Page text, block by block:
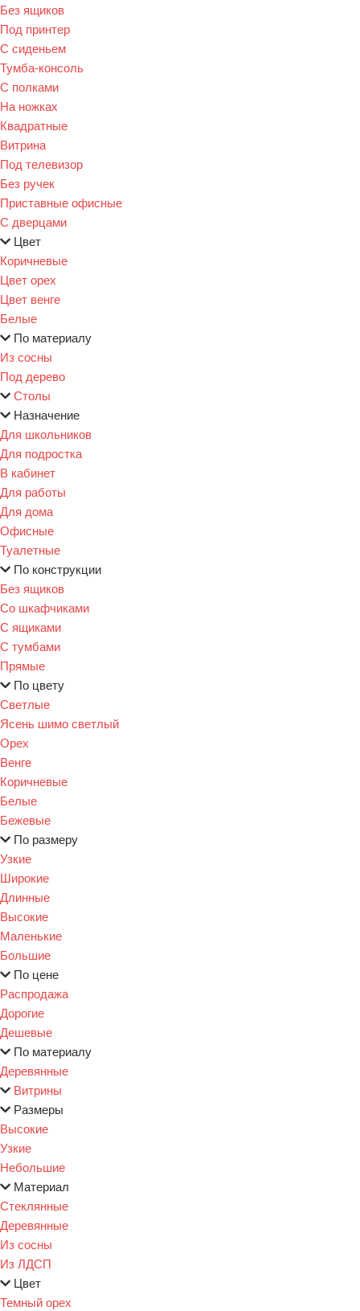
Без ящиков
Под принтер
С сиденьем
Тумба-консоль
С полками
На ножках
Квадратные
Витрина
Под телевизор
Без ручек
Приставные офисные
С дверцами
Цвет
Коричневые
Цвет орех
Цвет венге
Белые
По материалу
Из сосны
Под дерево
Столы
Назначение
Для школьников
Для подростка
В кабинет
Для работы
Для дома
Офисные
Туалетные
По конструкции
Без ящиков
Со шкафчиками
С ящиками
С тумбами
Прямые
По цвету
Светлые
Ясень шимо светлый
Орех
Венге
Коричневые
Белые
Бежевые
По размеру
Узкие
Широкие
Длинные
Высокие
Маленькие
Большие
По цене
Распродажа
Дорогие
Дешевые
По материалу
Деревянные
Витрины
Размеры
Высокие
Узкие
Небольшие
Материал
Стеклянные
Деревянные
Из сосны
Из ЛДСП
Цвет
Темный орех